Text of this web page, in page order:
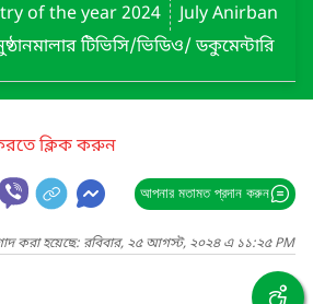
of the year 2024
July Anirban
টিভিসি/ভিডিও/ ডকুমেন্টারি
ক্লিক করুন
আপনার মতামত প্রদান করুন
করা হয়েছে: রবিবার, ২৫ আগস্ট, ২০২৪ এ ১১:২৫ PM